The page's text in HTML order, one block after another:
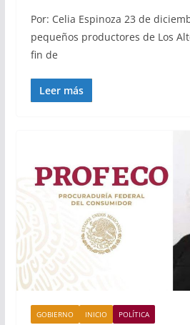
Por: Celia Espinoza 23 de
pequeños productores de Los
fin de
Leer más
GOBIERNO INICIO POLÍTICA